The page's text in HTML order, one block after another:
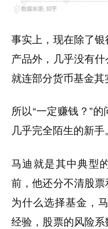
事实上，现在除了
产品外，几乎没有
就连部分货币基金其
所以“一定赚钱？”
几乎完全陌生的新手。
马迪就是其中典型
前，他还分不清股
为什么选择基金，
经验，股票的风险系